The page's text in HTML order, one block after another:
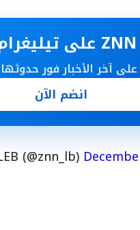
آخر الأخبار فور
انضم الآن